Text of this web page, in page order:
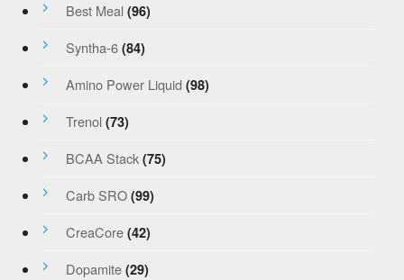
Best Meal (96)
Syntha-6 (84)
Amino Power Liquid (98)
Trenol (73)
BCAA Stack (75)
Carb SRO (99)
CreaCore (42)
Dopamite (29)